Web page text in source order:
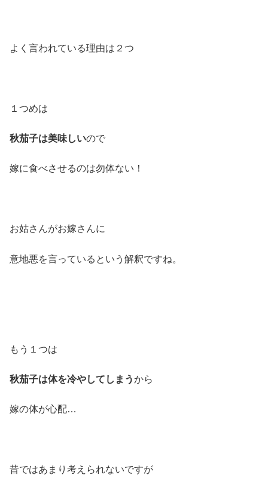
よく言われている理由は２つ
１つめは
秋茄子は美味しいので
嫁に食べさせるのは勿体ない！
お姑さんがお嫁さんに
意地悪を言っているという解釈ですね。
もう１つは
秋茄子は体を冷やしてしまうから
嫁の体が心配…
昔ではあまり考えられないですが